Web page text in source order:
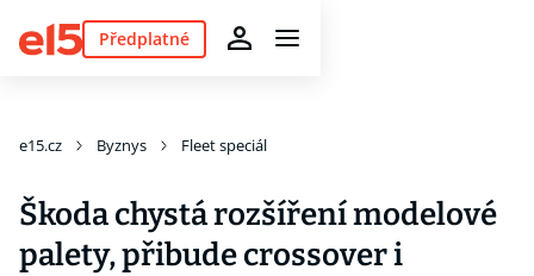
Předplatné
e15.cz Byznys Fleet speciál
Škoda chystá rozšíření modelové
palety, přibude crossover i